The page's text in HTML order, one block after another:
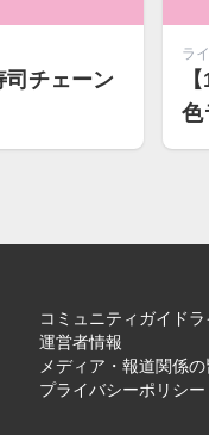
司チェーン
ラ
色
コミュニティガイドラ
運営者情報
メディア・報道関係
プライバシーポリシー